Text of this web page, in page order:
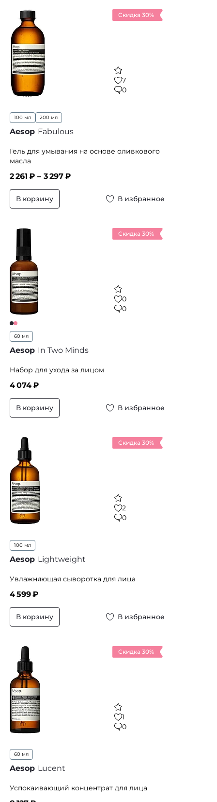
Скидка 30%
7
0
100 мл 200 мл
Aesop Fabulous
Гель для умывания на основе оливкового
масла
2 261 ₽ – 3 297₽
В корзину В избранное
Скидка 30%
0
0
60 мл
Aesop In Two Minds
Набор для ухода за лицом
4 074₽
В корзину В избранное
Скидка 30%
2
0
100 мл
Aesop Lightweight
Увлажняющая сыворотка для лица
4 599₽
В корзину В избранное
Скидка 30%
1
0
60 мл
Aesop Lucent
Успокаивающий концентрат для лица